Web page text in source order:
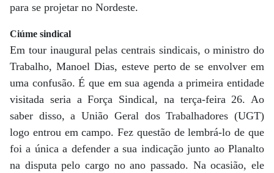
para se projetar no Nordeste.
Ciúme sindical
Em tour inaugural pelas centrais sindicais, o ministro do
Trabalho, Manoel Dias, esteve perto de se envolver em
uma confusão. É que em sua agenda a primeira entidade
visitada seria a Força Sindical, na terça-feira 26. Ao
saber disso, a União Geral dos Trabalhadores (UGT)
logo entrou em campo. Fez questão de lembrá-lo de que
foi a única a defender a sua indicação junto ao Planalto
na disputa pelo cargo no ano passado. Na ocasião, ele